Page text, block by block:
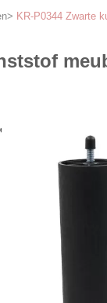
> KR-P0344 Zwarte